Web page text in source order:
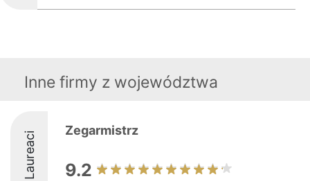
Inne firmy z województwa
Laureaci Zegarmistrz
9.2